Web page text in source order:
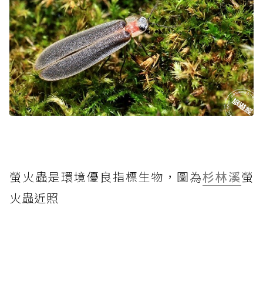
螢火蟲是環境優良指標生物，圖為杉林溪螢
火蟲近照